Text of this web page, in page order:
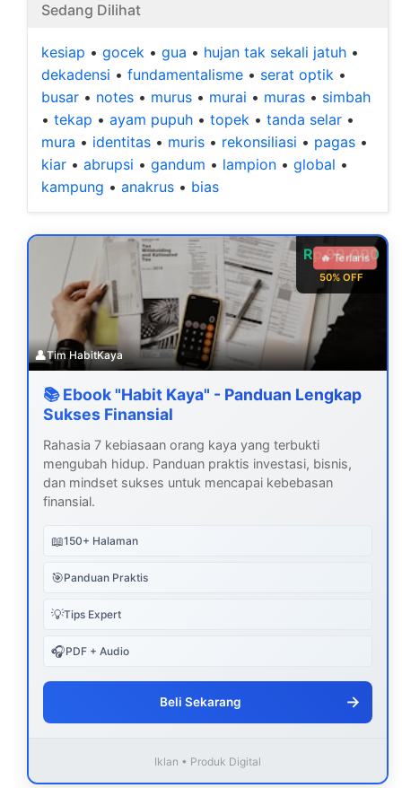
Sedang Dilihat
kesiap • gocek • gua • hujan tak sekali jatuh •
dekadensi • fundamentalisme • serat optik •
busar • notes • murus • murai • muras • simbah
• tekap • ayam pupuh • topek • tanda selar •
mura • identitas • muris • rekonsiliasi • pagas •
kiar • abrupsi • gandum • lampion • global •
kampung • anakrus • bias
Rp 99.000
50% OFF
🔥 Terlaris
👤Tim HabitKaya
📚 Ebook "Habit Kaya" - Panduan Lengkap
Sukses Finansial
Rahasia 7 kebiasaan orang kaya yang terbukti
mengubah hidup. Panduan praktis investasi, bisnis,
dan mindset sukses untuk mencapai kebebasan
finansial.
📖150+ Halaman
🎯Panduan Praktis
💡Tips Expert
🎧PDF + Audio
Beli Sekarang →
Iklan • Produk Digital